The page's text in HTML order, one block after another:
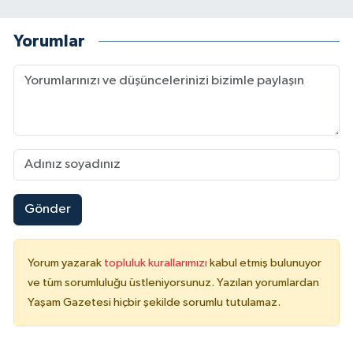
Yorumlar
Gönder
Yorum yazarak topluluk kurallarımızı kabul etmiş bulunuyor
ve tüm sorumluluğu üstleniyorsunuz. Yazılan yorumlardan
Yaşam Gazetesi hiçbir şekilde sorumlu tutulamaz.